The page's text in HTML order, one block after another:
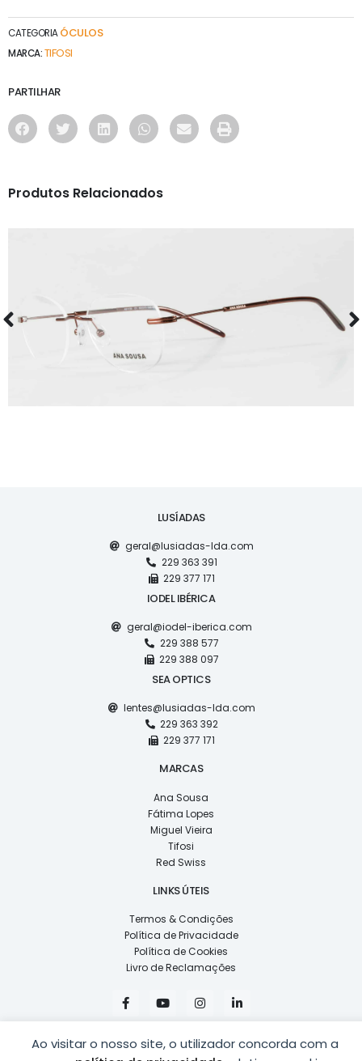
Ao visitar o nosso site, o utilizador concorda com a
CATEGORIA ÓCULOS
MARCA:TIFOSI
PARTILHAR
Produtos Relacionados
AS1130
LUSÍADAS
geral@lusiadas-lda.com
229 363 391
229 377 171
IODEL IBÉRICA
geral@iodel-iberica.com
229 388 577
229 388 097
SEA OPTICS
lentes@lusiadas-lda.com
229 363 392
229 377 171
MARCAS
Ana Sousa
Fátima Lopes
Miguel Vieira
Tifosi
Red Swiss
LINKS ÚTEIS
Termos & Condições
Política de Privacidade
Política de Cookies
Livro de Reclamações
F
a
c
b
Y
o
u
u
b
I
n
s
a
i
n
e
d